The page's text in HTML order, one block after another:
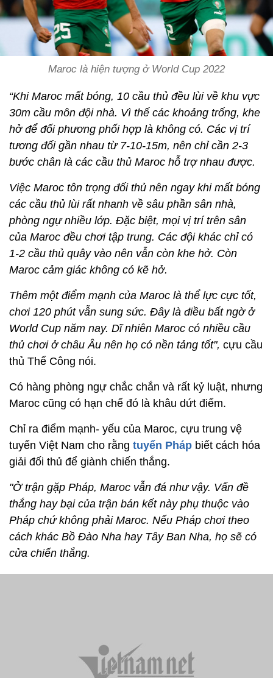
Maroc là hiện tượng ở World Cup 2022
“Khi Maroc mất bóng, 10 cầu thủ đều lùi về khu vực
30m cầu môn đội nhà. Vì thế các khoảng trống, khe
hở để đối phương phối hợp là không có. Các vị trí
tương đối gần nhau từ 7-10-15m, nên chỉ cần 2-3
bước chân là các cầu thủ Maroc hỗ trợ nhau được.
Việc Maroc tôn trọng đối thủ nên ngay khi mất bóng
các cầu thủ lùi rất nhanh về sâu phần sân nhà,
phòng ngự nhiều lớp. Đặc biệt, mọi vị trí trên sân
của Maroc đều chơi tập trung. Các đội khác chỉ có
1-2 cầu thủ quây vào nên vẫn còn khe hở. Còn
Maroc cảm giác không có kẽ hở.
Thêm một điểm mạnh của Maroc là thể lực cực tốt,
chơi 120 phút vẫn sung sức. Đây là điều bất ngờ ở
World Cup năm nay. Dĩ nhiên Maroc có nhiều cầu
thủ chơi ở châu Âu nên họ có nền tảng tốt", cựu cầu
thủ Thể Công nói.
Có hàng phòng ngự chắc chắn và rất kỷ luật, nhưng
Maroc cũng có hạn chế đó là khâu dứt điểm.
Chỉ ra điểm mạnh- yếu của Maroc, cựu trung vệ
tuyển Việt Nam cho rằng tuyển Pháp biết cách hóa
giải đối thủ để giành chiến thắng.
"Ở trận gặp Pháp, Maroc vẫn đá như vậy. Vấn đề
thắng hay bại của trận bán kết này phụ thuộc vào
Pháp chứ không phải Maroc. Nếu Pháp chơi theo
cách khác Bồ Đào Nha hay Tây Ban Nha, họ sẽ có
cửa chiến thắng.